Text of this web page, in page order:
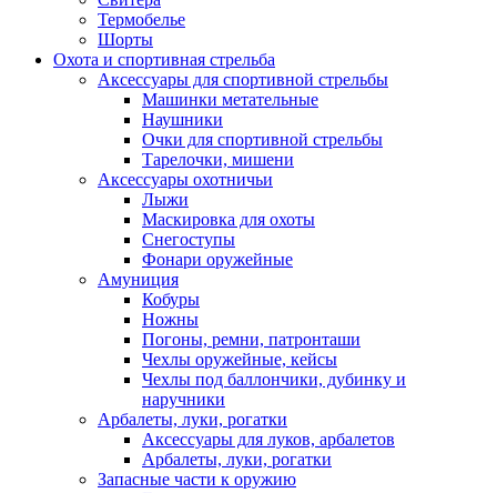
Термобелье
Шорты
Охота и спортивная стрельба
Аксессуары для спортивной стрельбы
Машинки метательные
Наушники
Очки для спортивной стрельбы
Тарелочки, мишени
Аксессуары охотничьи
Лыжи
Маскировка для охоты
Снегоступы
Фонари оружейные
Амуниция
Кобуры
Ножны
Погоны, ремни, патронташи
Чехлы оружейные, кейсы
Чехлы под баллончики, дубинку и
наручники
Арбалеты, луки, рогатки
Аксессуары для луков, арбалетов
Арбалеты, луки, рогатки
Запасные части к оружию